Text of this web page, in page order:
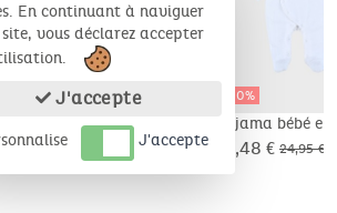
-50%
Pyjama bébé en
velours beige avec
14,98 € 29,95 €
-50%
Pyjama bébé en
velours blanc
12,48 € 24,95 €
En continuant à naviguer
site, vous déclarez accepter
J'accepte
J'accepte